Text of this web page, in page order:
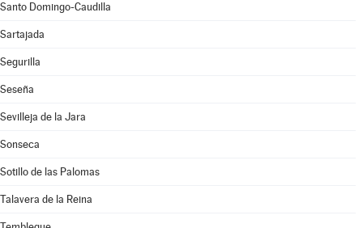
Santo Domingo-Caudilla
Sartajada
Segurilla
Seseña
Sevilleja de la Jara
Sonseca
Sotillo de las Palomas
Talavera de la Reina